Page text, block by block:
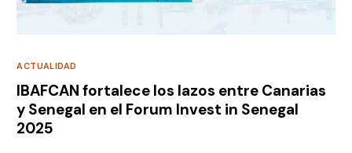
ACTUALIDAD
IBAFCAN fortalece los lazos entre Canarias
y Senegal en el Forum Invest in Senegal
2025